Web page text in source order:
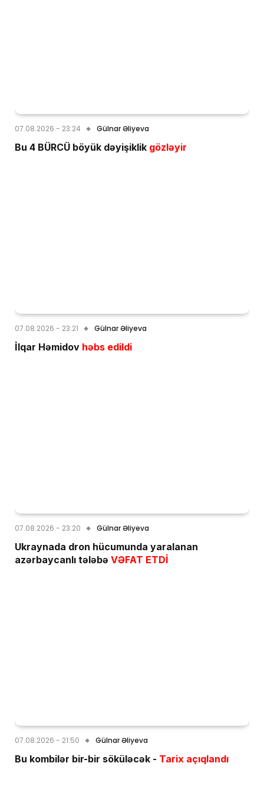
07.08.2026 - 23:24 Gülnar Əliyeva
Bu 4 BÜRCÜ böyük dəyişiklik gözləyir
07.08.2026 - 23:21 Gülnar Əliyeva
İlqar Həmidov həbs edildi
07.08.2026 - 23:20 Gülnar Əliyeva
Ukraynada dron hücumunda yaralanan
azərbaycanlı tələbə VƏFAT ETDİ
07.08.2026 - 21:50 Gülnar Əliyeva
Bu kombilər bir-bir söküləcək - Tarix açıqlandı